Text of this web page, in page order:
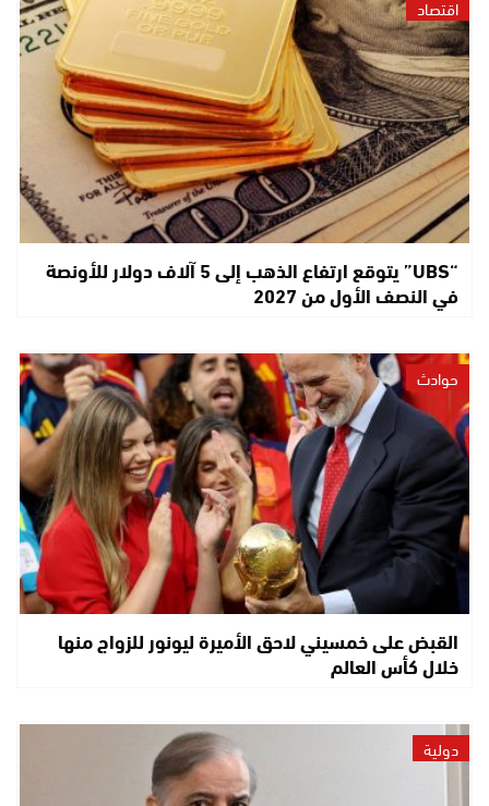
اقتصاد
“UBS” يتوقع ارتفاع الذهب إلى 5 آلاف دولار للأونصة
في النصف الأول من 2027
حوادث
القبض على خمسيني لاحق الأميرة ليونور للزواج منها
خلال كأس العالم
دولية